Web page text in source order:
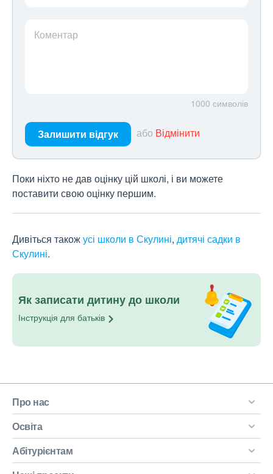
Коментар
1000 символів
Залишити відгук або Відмінити
Поки ніхто не дав оцінку цій школі, і ви можете
поставити свою оцінку першим.
Дивіться такожусі школи в Скулині, дитячі садки в
Скулині.
Як записати дитину до школи
Інструкція для батьків
Про нас
Освіта
Абітурієнтам